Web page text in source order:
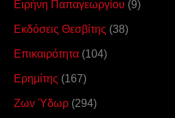
Ειρήνη Παπαγεωργίου (9)
Εκδόσεις Θεσβίτης (38)
Επικαιρότητα (104)
Ερημίτης (167)
Ζων Ύδωρ (294)